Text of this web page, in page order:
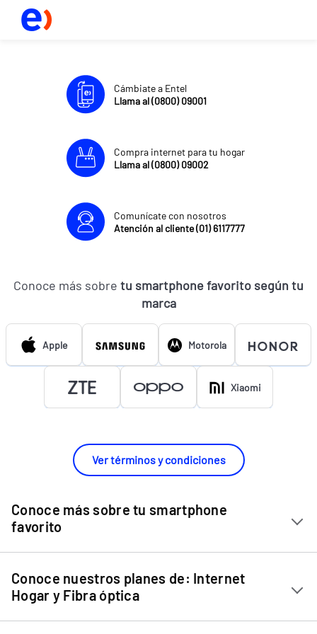
Cámbiate a Entel
Llama al (0800) 09001
Compra internet para tu hogar
Llama al (0800) 09002
Comunícate con nosotros
Atención al cliente (01) 6117777
Conoce más sobre tu smartphone favorito según tu
marca
Apple Motorola
Xiaomi
Ver términos y condiciones
Conoce más sobre tu smartphone
favorito
Chip Entel
Apple iPhone 11
Apple iPhone 12 Mini
Conoce nuestros planes de: Internet
Hogar y Fibra óptica
Internet Hogar